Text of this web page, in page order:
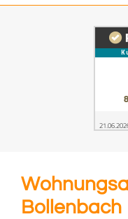
Bollenbach